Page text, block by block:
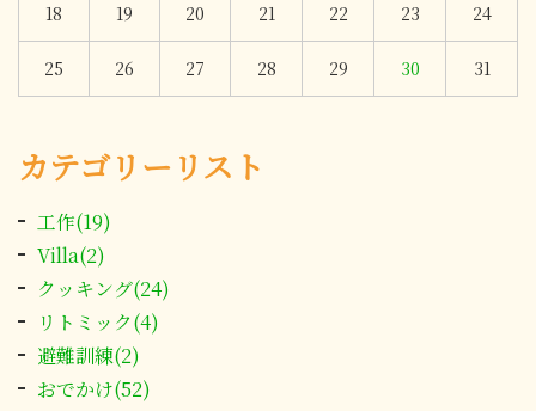
18 19 20 21 22 23 24
25 26 27 28 29 30 31
カテゴリーリスト
工作(19)
Villa(2)
クッキング(24)
リトミック(4)
避難訓練(2)
おでかけ(52)